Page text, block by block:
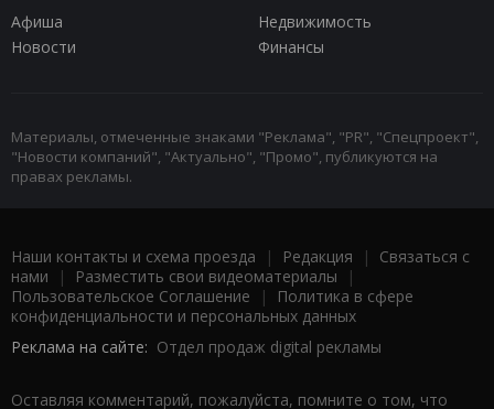
Афиша
Недвижимость
Новости
Финансы
Материалы, отмеченные знаками "Реклама", "PR", "Спецпроект",
"Новости компаний", "Актуально", "Промо", публикуются на
правах рекламы.
Наши контакты и схема проезда | Редакция | Связаться с
нами | Разместить свои видеоматериалы |
Пользовательское Соглашение |
Политика в сфере
конфиденциальности и персональных данных
Реклама на сайте: Отдел продаж digital рекламы
Оставляя комментарий, пожалуйста, помните о том, что